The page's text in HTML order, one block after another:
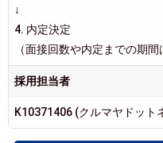
↓
4. 内定決定
（面接回数や内定までの期
採用担当者
K10371406 (クルマヤドット